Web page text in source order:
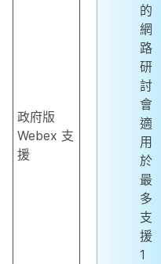
政府版
Webex 支
援
的
網
路
研
討
會
適
用
於
最
多
支
援
1